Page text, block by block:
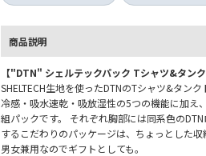
商品説明
【"DTN" シェルテックパック Tシャツ&タン
SHELTECH生地を使ったDTNのTシャツ&タン
冷感・吸水速乾・吸放湿性の5つの機能に加え
組パックです。 それぞれ胸部には同系色の
するこだわりのパッケージは、ちょっとした
男女兼用なのでギフトとしても。